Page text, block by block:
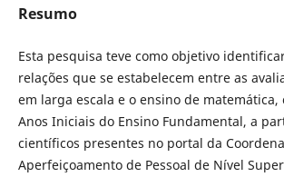
Resumo
Esta pesquisa teve como objetivo
relações que se estabelecem entre as
em larga escala e o ensino de matemática,
Anos Iniciais do Ensino Fundamental, a
científicos presentes no portal da
Aperfeiçoamento de Pessoal de Nível